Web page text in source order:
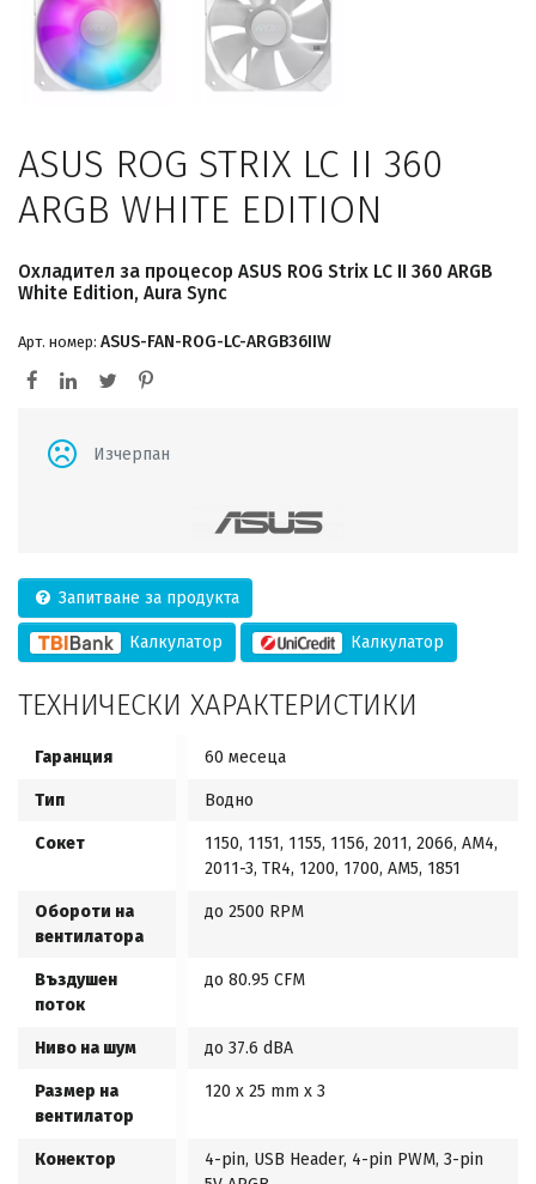
ASUS ROG STRIX LC II 360
ARGB WHITE EDITION
Охладител за процесор ASUS ROG Strix LC II 360 ARGB
White Edition, Aura Sync
Арт. номер: ASUS-FAN-ROG-LC-ARGB36IIW
Изчерпан
Запитване за продукта
Калкулатор Калкулатор
ТЕХНИЧЕСКИ ХАРАКТЕРИСТИКИ
Гаранция 60 месеца
Тип Водно
Сокет
1150, 1151, 1155, 1156, 2011, 2066, AM4,
2011-3, TR4, 1200, 1700, AM5, 1851
Обороти на
вентилатора
до 2500 RPM
Въздушен
поток
до 80.95 CFM
Ниво на шум до 37.6 dBA
Размер на
вентилатор
120 x 25 mm x 3
Конектор
4-pin, USB Header, 4-pin PWM, 3-pin